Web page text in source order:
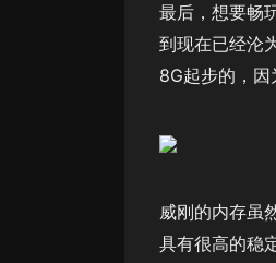
最后，想要畅
到现在已经沦
8G起步的，
威刚的内存虽
具有很高的稳